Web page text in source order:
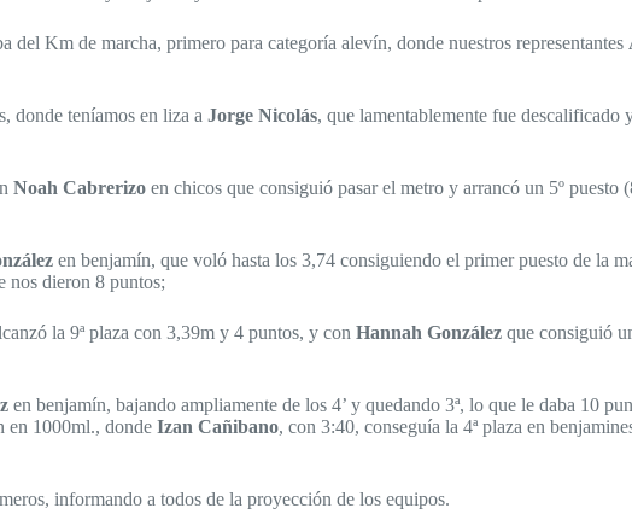
Km de marcha, primero para categoría alevín, donde nuestros representantes
donde teníamos en liza a Jorge Nicolás, que lamentablemente fue descalificado
Noah Cabrerizo en chicos que consiguió pasar el metro y arrancó un 5º puesto
en benjamín, que voló hasta los 3,74 consiguiendo el primer puesto de la
nos dieron 8 puntos;
la 9ª plaza con 3,39m y 4 puntos, y con Hannah González que consiguió
en benjamín, bajando ampliamente de los 4’ y quedando 3ª, lo que le daba 10
en 1000ml., donde Izan Cañibano, con 3:40, conseguía la 4ª plaza en
informando a todos de la proyección de los equipos.